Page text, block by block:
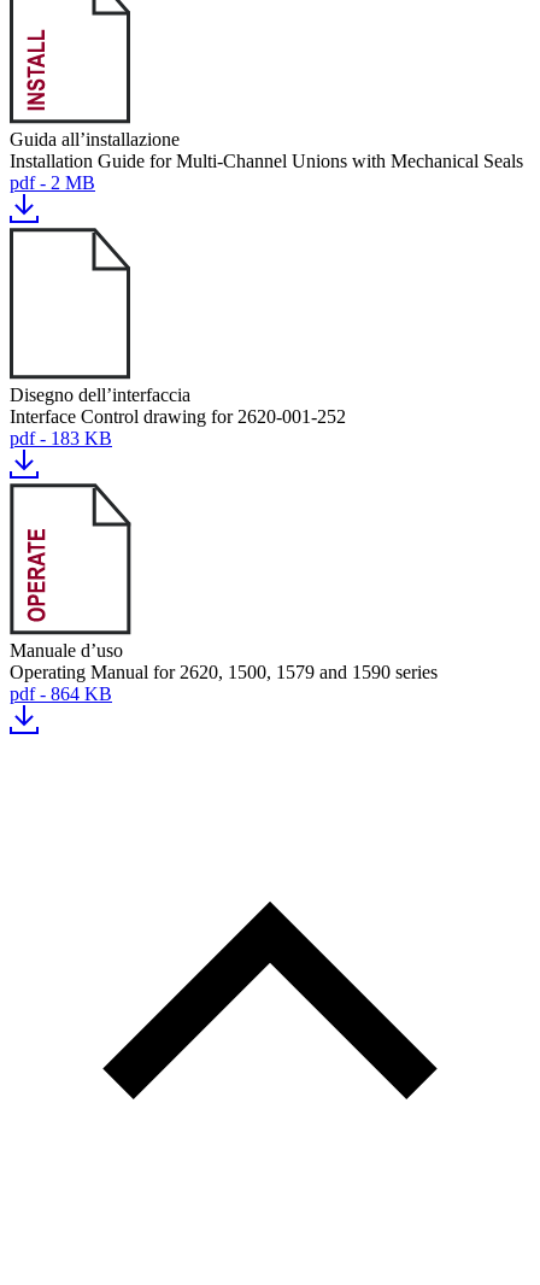
Guida all’installazione
Installation Guide for Multi-Channel Unions with Mechanical Seals
pdf - 2 MB
Disegno dell’interfaccia
Interface Control drawing for 2620-001-252
pdf - 183 KB
Manuale d’uso
Operating Manual for 2620, 1500, 1579 and 1590 series
pdf - 864 KB